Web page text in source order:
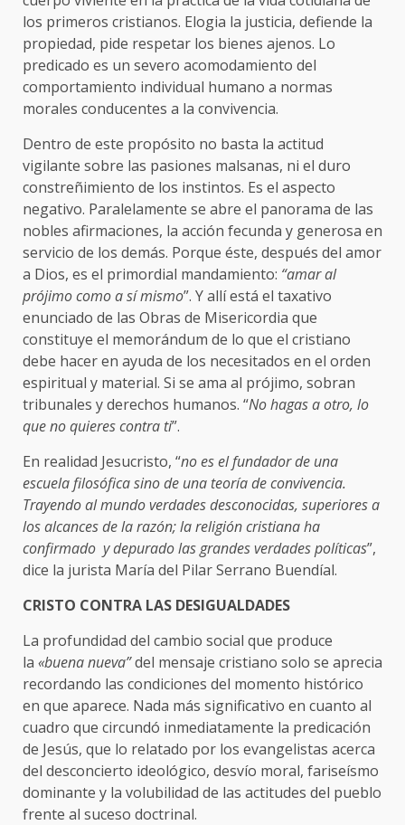
los primeros cristianos. Elogia la justicia, defiende la
propiedad, pide respetar los bienes ajenos. Lo
predicado es un severo acomodamiento del
comportamiento individual humano a normas
morales conducentes a la convivencia.
Dentro de este propósito no basta la actitud
vigilante sobre las pasiones malsanas, ni el duro
constreñimiento de los instintos. Es el aspecto
negativo. Paralelamente se abre el panorama de las
nobles afirmaciones, la acción fecunda y generosa en
servicio de los demás. Porque éste, después del amor
a Dios, es el primordial mandamiento: “amar al
prójimo como a sí mismo”. Y allí está el taxativo
enunciado de las Obras de Misericordia que
constituye el memorándum de lo que el cristiano
debe hacer en ayuda de los necesitados en el orden
espiritual y material. Si se ama al prójimo, sobran
tribunales y derechos humanos. “No hagas a otro, lo
que no quieres contra ti”.
En realidad Jesucristo, “no es el fundador de una
escuela filosófica sino de una teoría de convivencia.
Trayendo al mundo verdades desconocidas, superiores a
los alcances de la razón; la religión cristiana ha
confirmado y depurado las grandes verdades políticas”,
dice la jurista María del Pilar Serrano Buendíal.
CRISTO CONTRA LAS DESIGUALDADES
La profundidad del cambio social que produce
la «buena nueva”del mensaje cristiano solo se aprecia
recordando las condiciones del momento histórico
en que aparece. Nada más significativo en cuanto al
cuadro que circundó inmediatamente la predicación
de Jesús, que lo relatado por los evangelistas acerca
del desconcierto ideológico, desvío moral, fariseísmo
dominante y la volubilidad de las actitudes del pueblo
frente al suceso doctrinal.